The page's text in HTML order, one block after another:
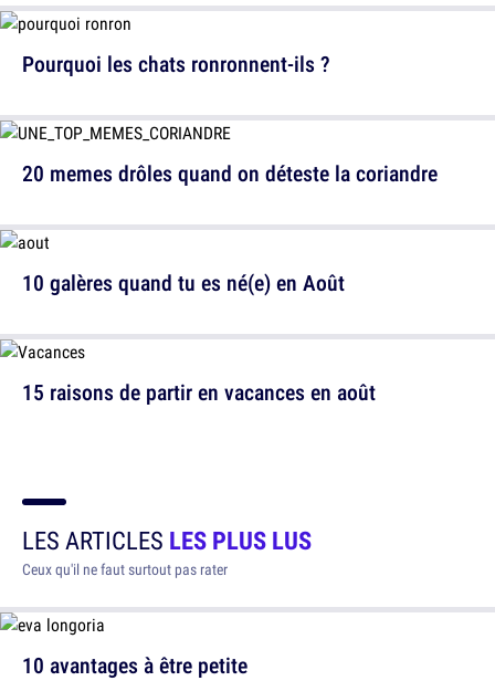
Pourquoi les chats ronronnent-ils ?
10 galères quand tu es né(e) en Août
20 memes drôles quand on déteste la coriandre
15 raisons de partir en vacances en août
LES ARTICLES LES PLUS LUS
Ceux qu'il ne faut surtout pas rater
10 avantages à être petite